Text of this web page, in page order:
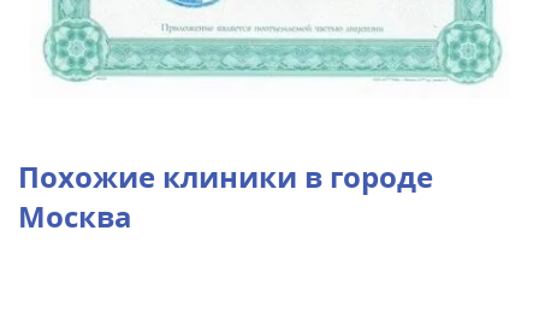
Похожие клиники в городе
Москва